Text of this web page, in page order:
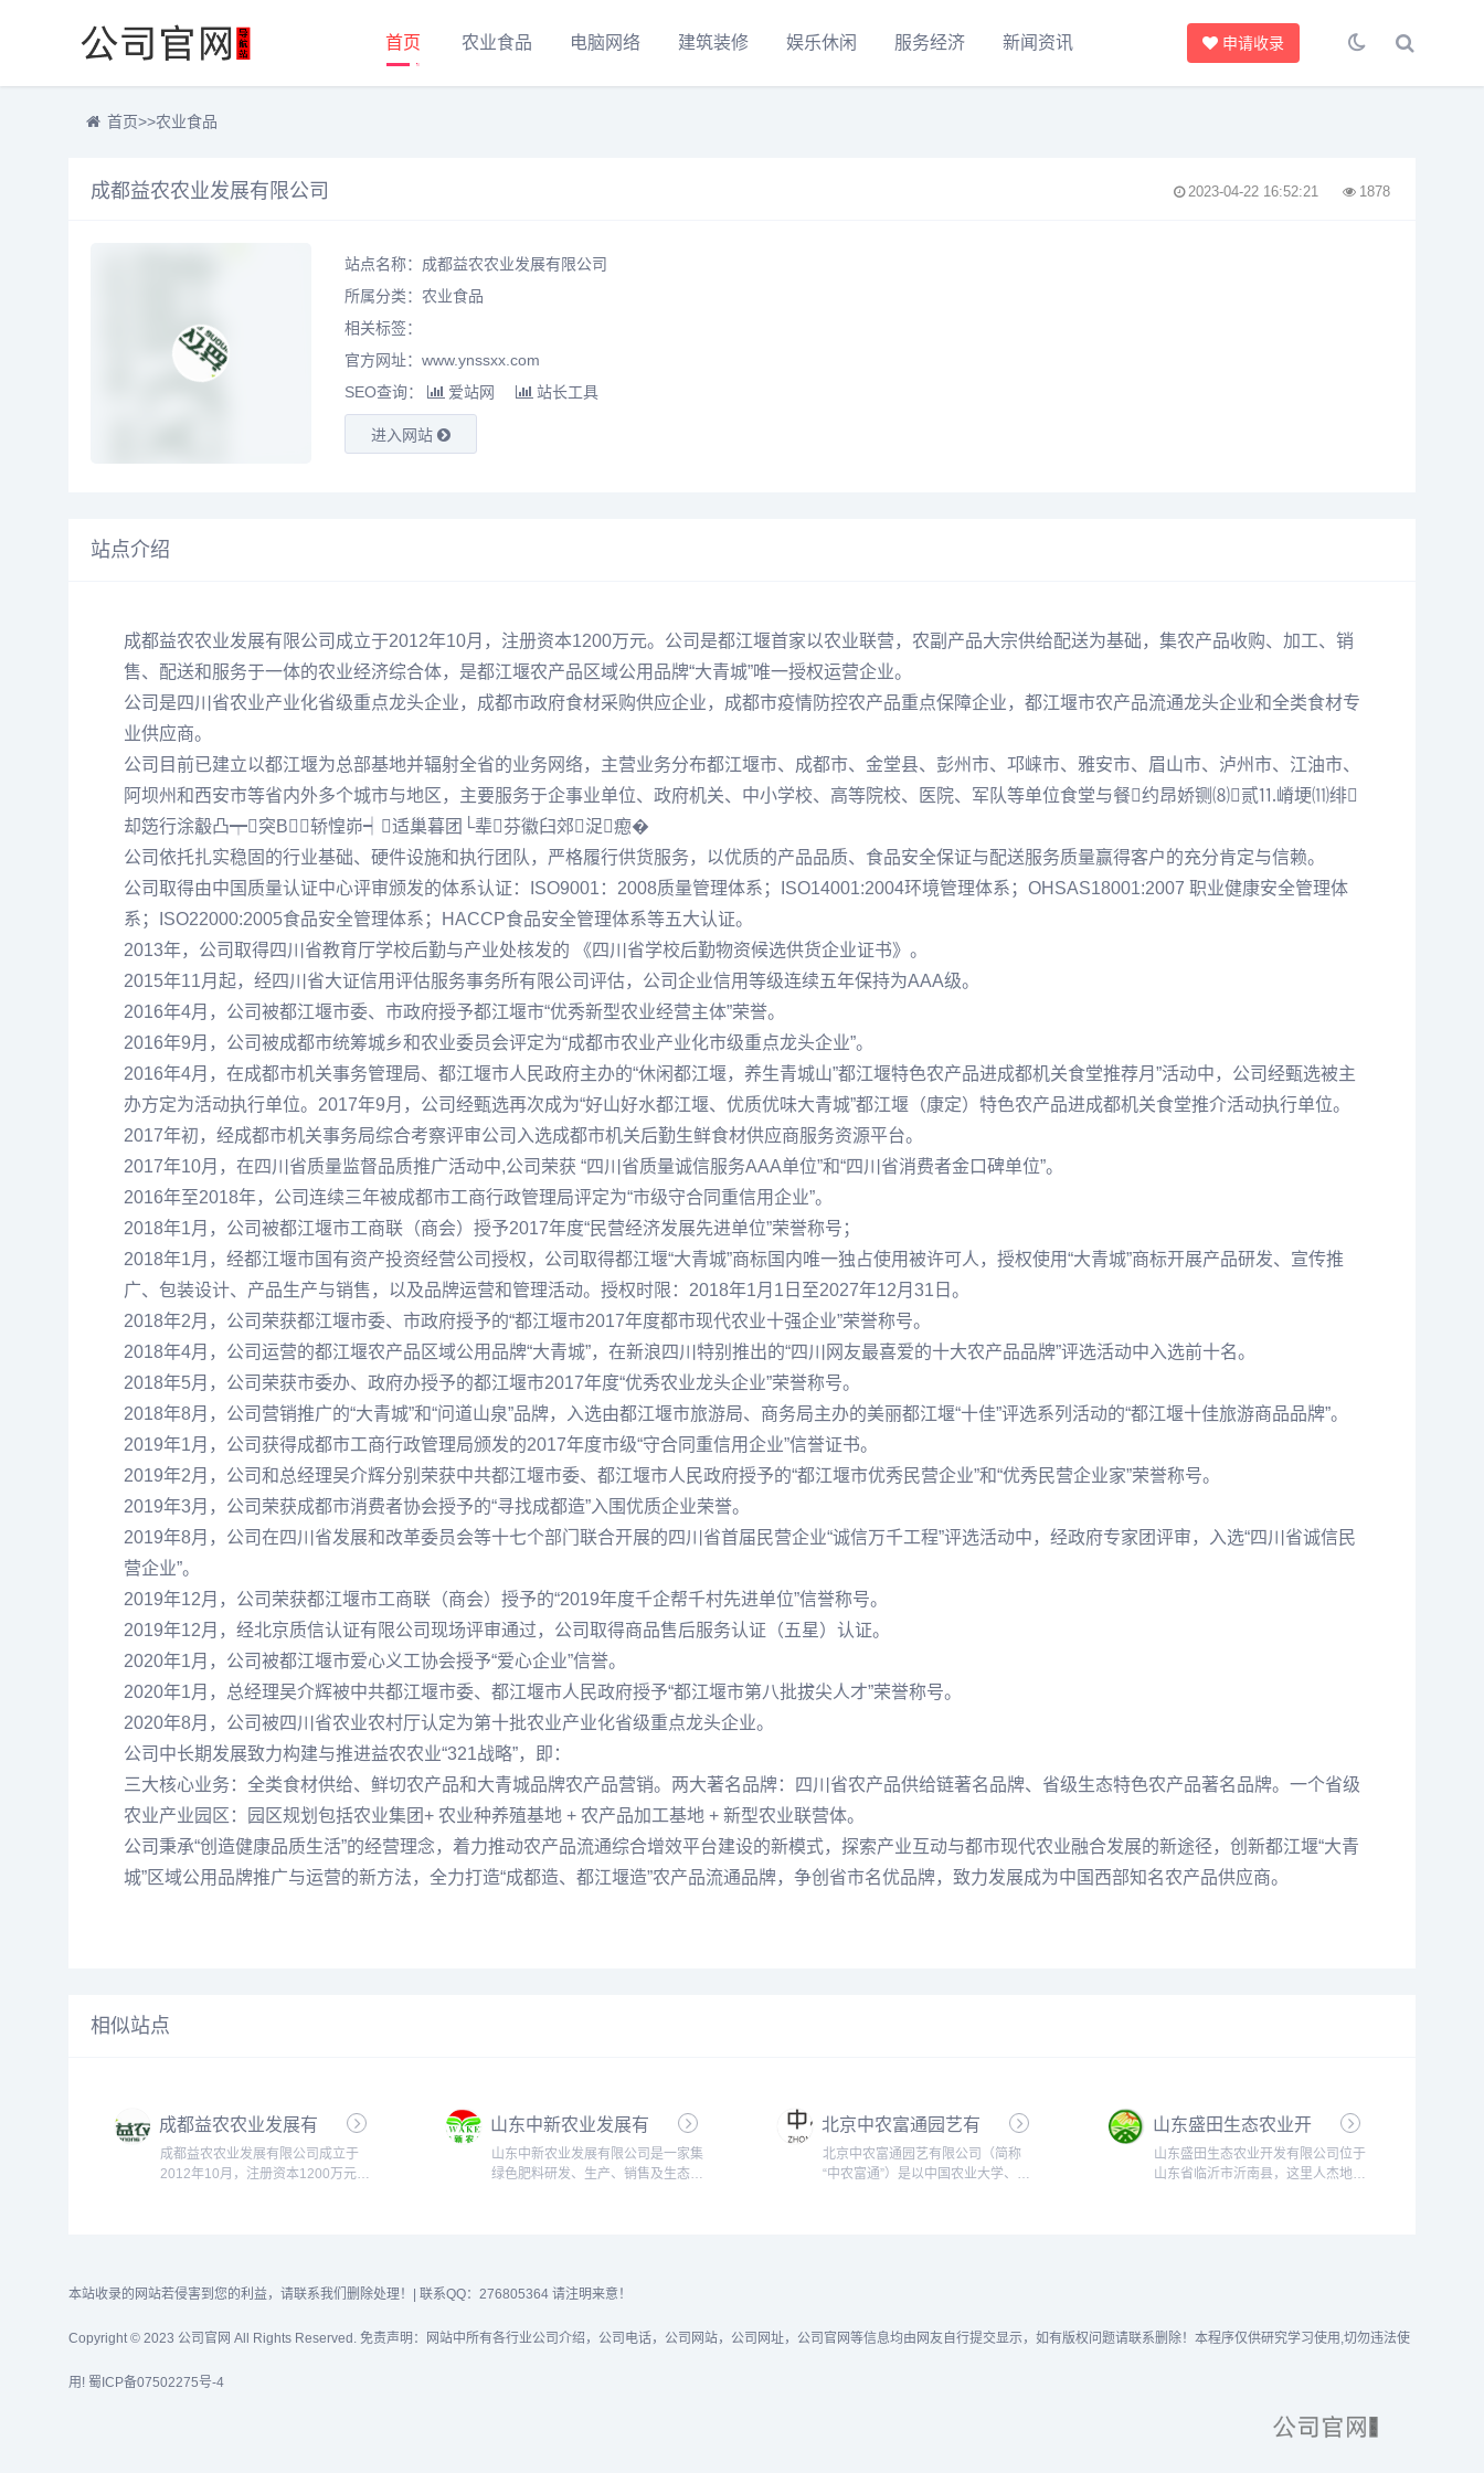
首页 农业食品 电脑网络 建筑装修 娱乐休闲 服务经济 新闻资讯 申请收录
首页>>农业食品
成都益农农业发展有限公司 2023-04-22 16:52:21 1878
站点名称：成都益农农业发展有限公司
所属分类： 农业食品
相关标签：
官方网址：www.ynssxx.com
SEO查询：
爱站网 站长工具
进入网站
站点介绍
成都益农农业发展有限公司成立于2012年10月，注册资本1200万元。公司是都江堰首家以农业联营，农副产品大宗供给配送为基础，集农产品收购、加工、销
售、配送和服务于一体的农业经济综合体，是都江堰农产品区域公用品牌“大青城”唯一授权运营企业。
公司是四川省农业产业化省级重点龙头企业，成都市政府食材采购供应企业，成都市疫情防控农产品重点保障企业，都江堰市农产品流通龙头企业和全类食材专
业供应商。
公司目前已建立以都江堰为总部基地并辐射全省的业务网络，主营业务分布都江堰市、成都市、金堂县、彭州市、邛崃市、雅安市、眉山市、泸州市、江油市、
阿坝州和西安市等省内外多个城市与地区，主要服务于企事业单位、政府机关、中小学校、高等院校、医院、军队等单位食堂与餐约昂娇铡⑻贰⒒嵴埂⑾绯
却笾行涂觳凸┯突В轿惶峁┥适巢暮团└辈芬徽臼郊浞瘛�
公司依托扎实稳固的行业基础、硬件设施和执行团队，严格履行供货服务，以优质的产品品质、食品安全保证与配送服务质量赢得客户的充分肯定与信赖。
公司取得由中国质量认证中心评审颁发的体系认证：ISO9001：2008质量管理体系；ISO14001:2004环境管理体系；OHSAS18001:2007 职业健康安全管理体
系；ISO22000:2005食品安全管理体系；HACCP食品安全管理体系等五大认证。
2013年，公司取得四川省教育厅学校后勤与产业处核发的 《四川省学校后勤物资候选供货企业证书》。
2015年11月起，经四川省大证信用评估服务事务所有限公司评估，公司企业信用等级连续五年保持为AAA级。
2016年4月，公司被都江堰市委、市政府授予都江堰市“优秀新型农业经营主体”荣誉。
2016年9月，公司被成都市统筹城乡和农业委员会评定为“成都市农业产业化市级重点龙头企业”。
2016年4月，在成都市机关事务管理局、都江堰市人民政府主办的“休闲都江堰，养生青城山”都江堰特色农产品进成都机关食堂推荐月”活动中，公司经甄选被主
办方定为活动执行单位。2017年9月，公司经甄选再次成为“好山好水都江堰、优质优味大青城”都江堰（康定）特色农产品进成都机关食堂推介活动执行单位。
2017年初，经成都市机关事务局综合考察评审公司入选成都市机关后勤生鲜食材供应商服务资源平台。
2017年10月，在四川省质量监督品质推广活动中,公司荣获 “四川省质量诚信服务AAA单位”和“四川省消费者金口碑单位”。
2016年至2018年，公司连续三年被成都市工商行政管理局评定为“市级守合同重信用企业”。
2018年1月，公司被都江堰市工商联（商会）授予2017年度“民营经济发展先进单位”荣誉称号；
2018年1月，经都江堰市国有资产投资经营公司授权，公司取得都江堰“大青城”商标国内唯一独占使用被许可人，授权使用“大青城”商标开展产品研发、宣传推
广、包装设计、产品生产与销售，以及品牌运营和管理活动。授权时限：2018年1月1日至2027年12月31日。
2018年2月，公司荣获都江堰市委、市政府授予的“都江堰市2017年度都市现代农业十强企业”荣誉称号。
2018年4月，公司运营的都江堰农产品区域公用品牌“大青城”，在新浪四川特别推出的“四川网友最喜爱的十大农产品品牌”评选活动中入选前十名。
2018年5月，公司荣获市委办、政府办授予的都江堰市2017年度“优秀农业龙头企业”荣誉称号。
2018年8月，公司营销推广的“大青城”和“问道山泉”品牌，入选由都江堰市旅游局、商务局主办的美丽都江堰“十佳”评选系列活动的“都江堰十佳旅游商品品牌”。
2019年1月，公司获得成都市工商行政管理局颁发的2017年度市级“守合同重信用企业”信誉证书。
2019年2月，公司和总经理吴介辉分别荣获中共都江堰市委、都江堰市人民政府授予的“都江堰市优秀民营企业”和“优秀民营企业家”荣誉称号。
2019年3月，公司荣获成都市消费者协会授予的“寻找成都造”入围优质企业荣誉。
2019年8月，公司在四川省发展和改革委员会等十七个部门联合开展的四川省首届民营企业“诚信万千工程”评选活动中，经政府专家团评审，入选“四川省诚信民
营企业”。
2019年12月，公司荣获都江堰市工商联（商会）授予的“2019年度千企帮千村先进单位”信誉称号。
2019年12月，经北京质信认证有限公司现场评审通过，公司取得商品售后服务认证（五星）认证。
2020年1月，公司被都江堰市爱心义工协会授予“爱心企业”信誉。
2020年1月，总经理吴介辉被中共都江堰市委、都江堰市人民政府授予“都江堰市第八批拔尖人才”荣誉称号。
2020年8月，公司被四川省农业农村厅认定为第十批农业产业化省级重点龙头企业。
公司中长期发展致力构建与推进益农农业“321战略”，即：
三大核心业务：全类食材供给、鲜切农产品和大青城品牌农产品营销。两大著名品牌：四川省农产品供给链著名品牌、省级生态特色农产品著名品牌。一个省级
农业产业园区：园区规划包括农业集团+ 农业种养殖基地 + 农产品加工基地 + 新型农业联营体。
公司秉承“创造健康品质生活”的经营理念，着力推动农产品流通综合增效平台建设的新模式，探索产业互动与都市现代农业融合发展的新途径，创新都江堰“大青
城”区域公用品牌推广与运营的新方法，全力打造“成都造、都江堰造”农产品流通品牌，争创省市名优品牌，致力发展成为中国西部知名农产品供应商。
相似站点
成都益农农业发展有
限公司
成都益农农业发展有限公司成立于
2012年10月，注册资本1200万元。
营企业。公司是四川省农业产业化省
购供应企业，成...
山东中新农业发展有
限公司
山东中新农业发展有限公司是一家集
绿色肥料研发、生产、销售及生态农
机肥、微生物菌剂、水溶肥、缓控释
产和销售，年...
北京中农富通园艺有
限公司
北京中农富通园艺有限公司（简称
“中农富通”）是以中国农业大学、中
计创新中心。...
山东盛田生态农业开
发有限公司
山东盛田生态农业开发有限公司位于
山东省临沂市沂南县，这里人杰地
本站收录的网站若侵害到您的利益，请联系我们删除处理！| 联系QQ：276805364 请注明来意！
Copyright © 2023 公司官网 All Rights Reserved. 免责声明：网站中所有各行业公司介绍，公司电话，公司网站，公司网址，公司官网等信息均由网友自行提交显示，如有版权问题请联系删除！本程序仅供研究学习使用,切勿违法使
用! 蜀ICP备07502275号-4